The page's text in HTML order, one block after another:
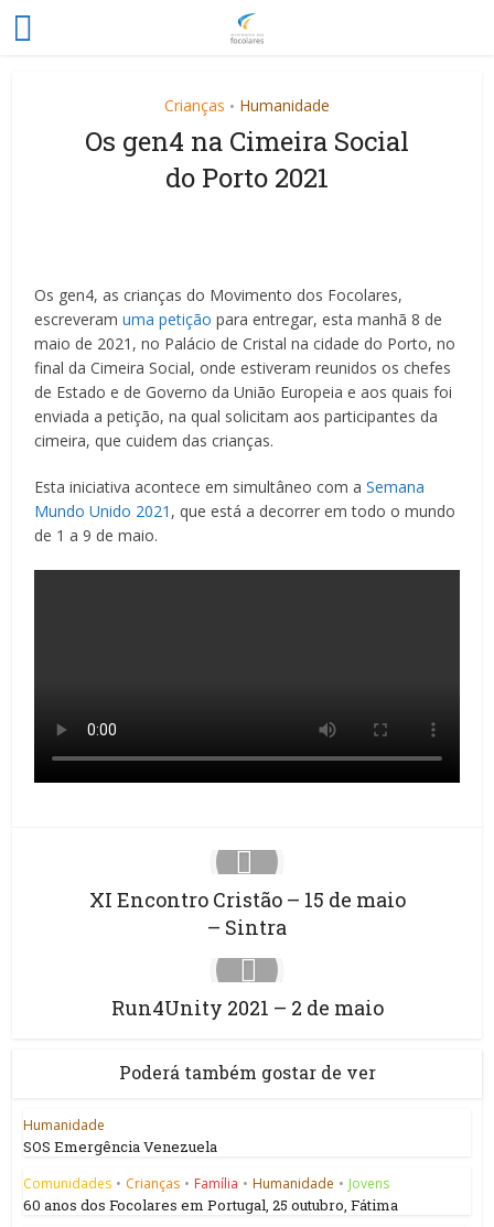
Crianças • Humanidade
Os gen4 na Cimeira Social
do Porto 2021
Os gen4, as crianças do Movimento dos Focolares,
escreveramuma petição para entregar, esta manhã 8 de
maio de 2021, no Palácio de Cristal na cidade do Porto, no
final da Cimeira Social, onde estiveram reunidos os chefes
de Estado e de Governo da União Europeia e aos quais foi
enviada a petição, na qual solicitam aos participantes da
cimeira, que cuidem das crianças.
Esta iniciativa acontece em simultâneo com aSemana
Mundo Unido 2021 , que está a decorrer em todo o mundo
de 1 a 9 de maio.
XI Encontro Cristão – 15 de maio
– Sintra
Run4Unity 2021 – 2 de maio
Poderá também gostar de ver
Humanidade
SOS Emergência Venezuela
Comunidades • Crianças • Família • Humanidade • Jovens
60 anos dos Focolares em Portugal, 25 outubro, Fátima